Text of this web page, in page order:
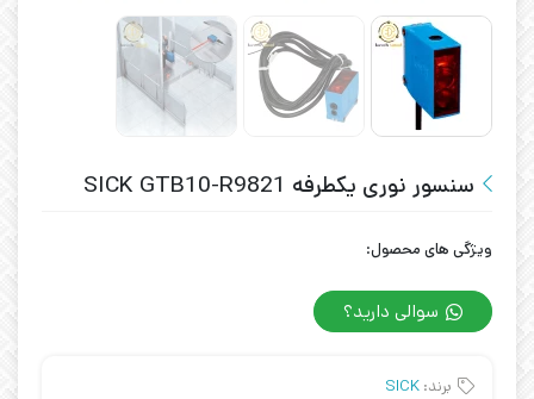
سنسور نوری یکطرفه SICK GTB10-R9821
ویژگی های محصول:
سوالی دارید؟
برند: SICK